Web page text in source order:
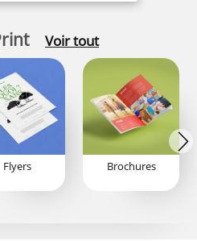
Voir tout
Flyers Brochures